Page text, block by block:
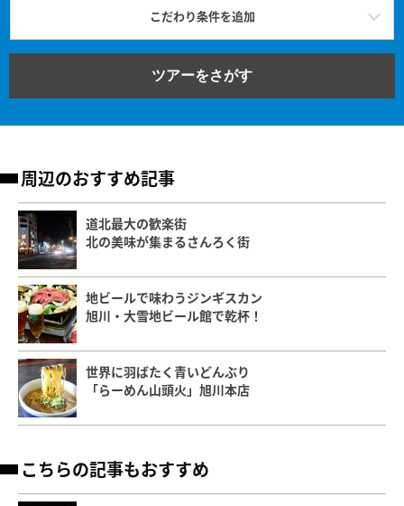
こだわり条件を追加
ツアーをさがす
周辺のおすすめ記事
道北最大の歓楽街
北の美味が集まるさんろく街
地ビールで味わうジンギスカン
旭川・大雪地ビール館で乾杯！
世界に羽ばたく青いどんぶり
「らーめん山頭火」旭川本店
こちらの記事もおすすめ